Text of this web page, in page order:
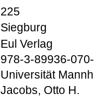
225
Siegburg
Eul Verlag
978-3-89936-
Universität
Jacobs, Otto H.